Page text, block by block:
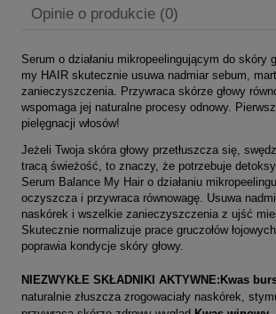
Opinie o produkcie (0)
Serum o działaniu mikropeelingującym do skóry
my HAIR skutecznie usuwa nadmiar sebum,
zanieczyszczenia. Przywraca skórze głowy
wspomaga jej naturalne procesy odnowy.
pielęgnacji włosów!
Jeżeli Twoja skóra głowy przetłuszcza się,
tracą świeżość, to znaczy, że potrzebuje
Serum Balance My Hair o działaniu
oczyszcza i przywraca równowagę. Usuwa
naskórek i wszelkie zanieczyszczenia z ujść
Skutecznie normalizuje prace gruczołów
poprawia kondycje skóry głowy.
NIEZWYKŁE SKŁADNIKI AKTYWNE:Kwas
naturalnie złuszcza zrogowaciały naskórek,